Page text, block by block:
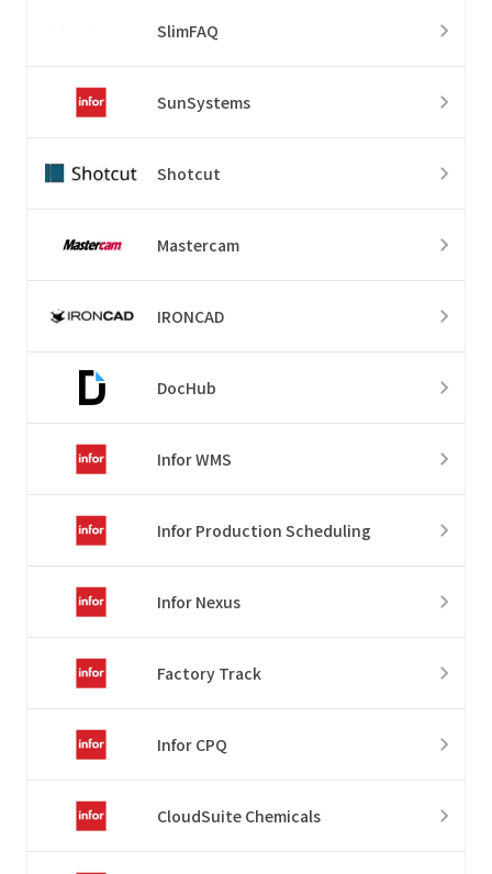
SlimFAQ
SunSystems
Shotcut
Mastercam
IRONCAD
DocHub
Infor WMS
Infor Production Scheduling
Infor Nexus
Factory Track
Infor CPQ
CloudSuite Chemicals